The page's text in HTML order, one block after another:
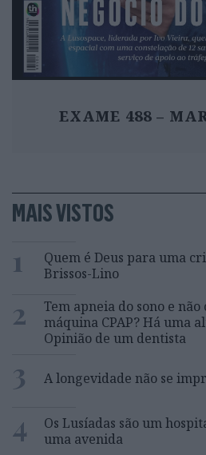
EXAME 488 –
MAIS VISTOS
1
Quem é Deus para uma
Brissos-Lino
2
Tem apneia do sono e não
máquina CPAP? Há uma
Opinião de um dentista
3 A longevidade não se
4
Os Lusíadas são um
uma avenida